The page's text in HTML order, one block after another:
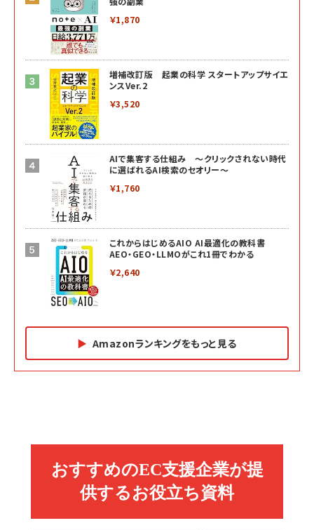
￥1,870
増補改訂版 起業の科学 スタートアップサイエ
ンスVer.2
￥3,520
AIで集客する仕組み ～クリックされない時代
に選ばれるAI検索のセオリー～
￥1,760
これからはじめるAIO AI最適化の教科書
AEO・GEO・LLMOがこれ1冊でわかる
￥2,640
Amazonランキングをもっと見る
副業
￥1,870
小さな会社は戦略が9割
カラダ2026／宮舘涼太]
￥880
anan(アンアン)2026/06/24号 No.2500増刊
スペシャルエディション[王道エンタメの矜持／
イシューからはじめよ［改訂版］――知的生産の「シンプ
ルな本質」
￥2,200